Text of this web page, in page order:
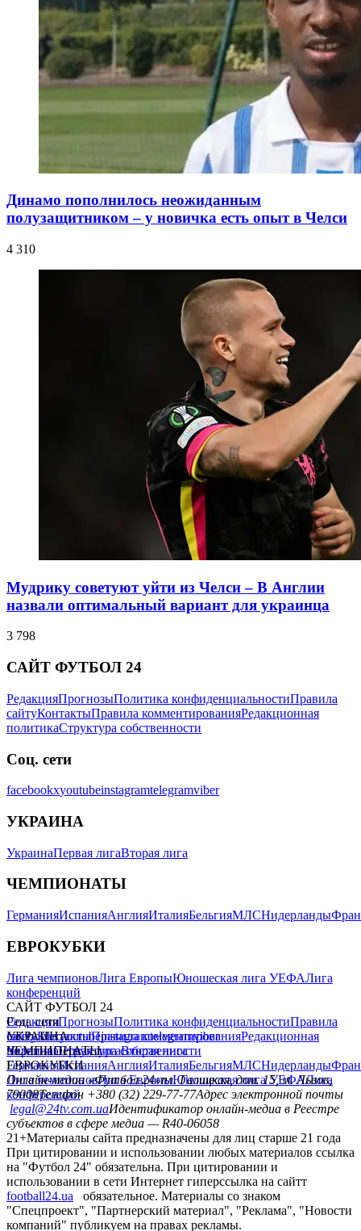
Динамо пополнилось неожиданным
полузащитником – у новичка есть опыт в Челси
4 310
Мудрику советуют уйти из Челси – В Англии
назвали оптимальный вариант для украинца
3 798
САЙТ ФУТБОЛ 24
РедакцияПрогнозыПолитика конфиденциальностиПравила
сайтуКонтактыПравила комментированияРедакционная
политикаСтруктура собственности
Соц. сети
facebookxyoutubeinstagramtelegramviber
УКРАИНА
УкраинаПервая лигаВторая лига
ЧЕМПИОНАТЫ
ГерманияИспанияАнглияИталияБельгияМЛСНидерланды
ЕВРОКУБКИ
Лига чемпионовЛига ЕвропыЮношеская лига УЕФАЛига
конференций
САЙТ ФУТБОЛ 24
РедакцияПрогнозыПолитика конфиденциальностиПравила
сайтуКонтактыПравила комментированияРедакционная
политикаСтруктура собственности
Соц. сети
facebookxyoutubeinstagramtelegramviber
УКРАИНА
УкраинаПервая лигаВторая лига
ЧЕМПИОНАТЫ
ГерманияИспанияАнглияИталияБельгияМЛСНидерланды
ЕВРОКУБКИ
Лига чемпионовЛига ЕвропыЮношеская лига УЕФАЛига
конференций
Онлайн-медиа «Футбол 24»пл. Галицкая, дом. 15, м. Львов,
79008Телефон +380 (32) 229-77-77Адрес электронной почты
legal@24tv.com.uaИдентификатор онлайн-медиа в Реестре
субъектов в сфере медиа — R40-06058
21+Материалы сайта предназначены для лиц старше 21 года
При цитировании и использовании любых материалов ссылка
на "Футбол 24" обязательна. При цитировании и
использовании в сети Интернет гиперссылка на сайтт
football24.ua
обязательное. Материалы со знаком
"Спецпроект", "Партнерский материал", "Реклама", "Новости
компаний" публикуем на правах рекламы.